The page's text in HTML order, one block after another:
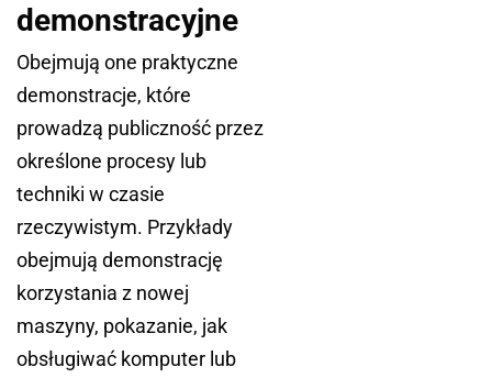
demonstracyjne
Obejmują one praktyczne
demonstracje, które
prowadzą publiczność przez
określone procesy lub
techniki w czasie
rzeczywistym. Przykłady
obejmują demonstrację
korzystania z nowej
maszyny, pokazanie, jak
obsługiwać komputer lub